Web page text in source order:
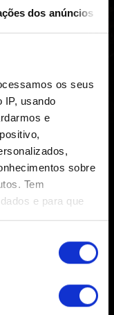
dos anúncios
os seus
IP, usando
e
sobre
Tem
e para que
precisão de
— como
ser encontradas